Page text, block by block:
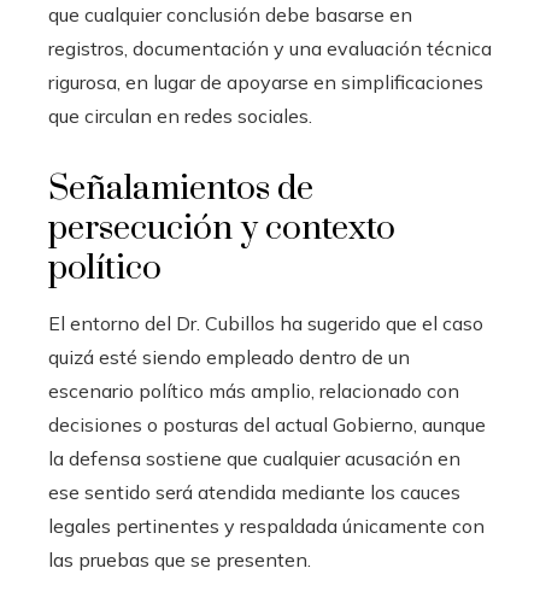
que cualquier conclusión debe basarse en
registros, documentación y una evaluación técnica
rigurosa, en lugar de apoyarse en simplificaciones
que circulan en redes sociales.
Señalamientos de
persecución y contexto
político
El entorno del Dr. Cubillos ha sugerido que el caso
quizá esté siendo empleado dentro de un
escenario político más amplio, relacionado con
decisiones o posturas del actual Gobierno, aunque
la defensa sostiene que cualquier acusación en
ese sentido será atendida mediante los cauces
legales pertinentes y respaldada únicamente con
las pruebas que se presenten.